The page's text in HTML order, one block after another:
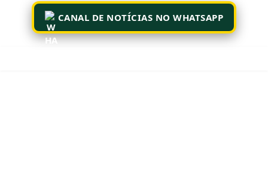
CANAL DE NOTÍCIAS NO WHATSAPP